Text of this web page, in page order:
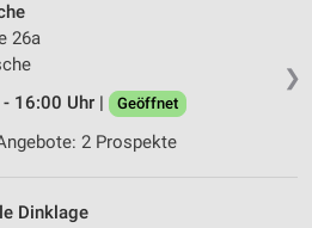
❯
26a
16:00 Uhr |
Geöffnet
2 Prospekte
Dinklage